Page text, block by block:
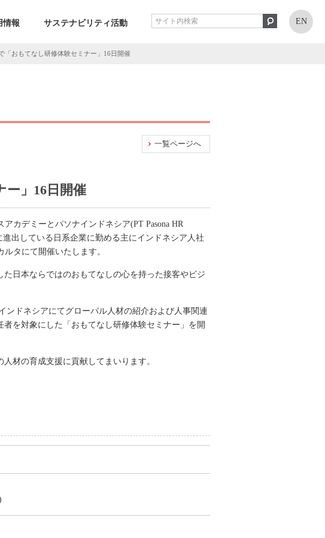
情報 サステナビリティ活動 EN
「おもてなし研修体験セミナー」16日開催
一覧ページへ
」16日開催
アカデミーとパソナインドネシア(PT Pasona HR
出している日系企業に勤める主にインドネシア人社
タにて開催いたします。
日本ならではのおもてなしの心を持った接客やビジ
ンドネシアにてグローバル人材の紹介および人事関連
を対象にした「おもてなし研修体験セミナー」を開
材の育成支援に貢献してまいります。